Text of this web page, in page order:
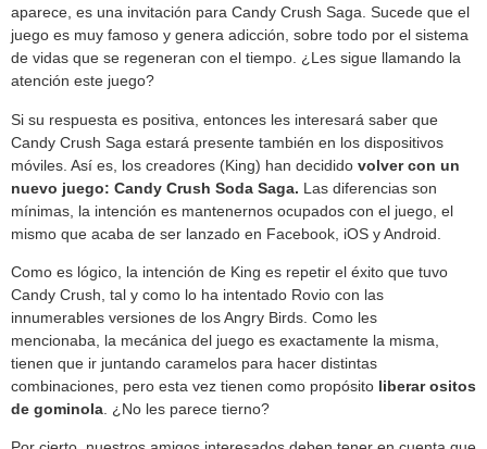
aparece, es una invitación para Candy Crush Saga. Sucede que el
juego es muy famoso y genera adicción, sobre todo por el sistema
de vidas que se regeneran con el tiempo. ¿Les sigue llamando la
atención este juego?
Si su respuesta es positiva, entonces les interesará saber que
Candy Crush Saga estará presente también en los dispositivos
móviles. Así es, los creadores (King) han decidido volver con un
nuevo juego: Candy Crush Soda Saga. Las diferencias son
mínimas, la intención es mantenernos ocupados con el juego, el
mismo que acaba de ser lanzado en Facebook, iOS y Android.
Como es lógico, la intención de King es repetir el éxito que tuvo
Candy Crush, tal y como lo ha intentado Rovio con las
innumerables versiones de los Angry Birds. Como les
mencionaba, la mecánica del juego es exactamente la misma,
tienen que ir juntando caramelos para hacer distintas
combinaciones, pero esta vez tienen como propósito liberar ositos
de gominola . ¿No les parece tierno?